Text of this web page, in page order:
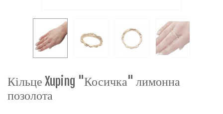
Кільце Xuping "Косичка" лимонна
позолота